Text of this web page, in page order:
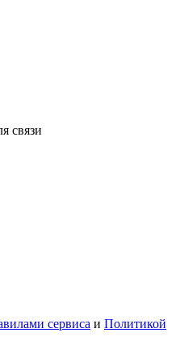
связи
сервиса и Политикой